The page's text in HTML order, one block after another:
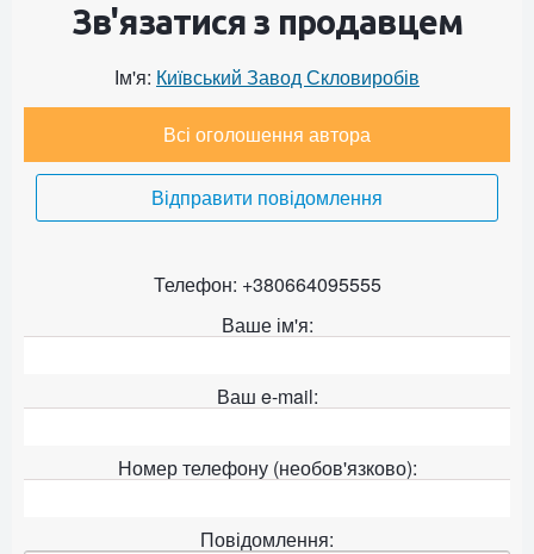
Зв'язатися з продавцем
Ім'я: Київський Завод Скловиробів
Всі оголошення автора
Відправити повідомлення
Телефон: +380664095555
Ваше ім'я:
Ваш e-mail:
Номер телефону (необов'язково):
Повідомлення: